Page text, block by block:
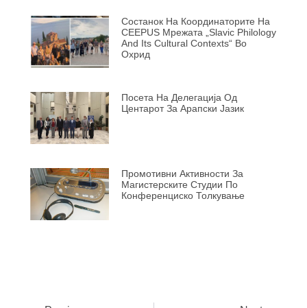
Состанок На Координаторите На
CEEPUS Мрежата „Slavic Philology
And Its Cultural Contexts“ Во
Охрид
Посета На Делегација Од
Центарот За Арапски Јазик
Промотивни Активности За
Магистерските Студии По
Конференциско Толкување